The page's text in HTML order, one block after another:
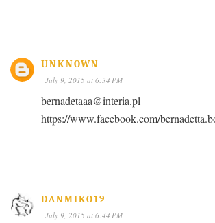
UNKNOWN
July 9, 2015 at 6:34 PM
bernadetaaa@interia.pl
https://www.facebook.com/
DANMIKO19
July 9, 2015 at 6:44 PM